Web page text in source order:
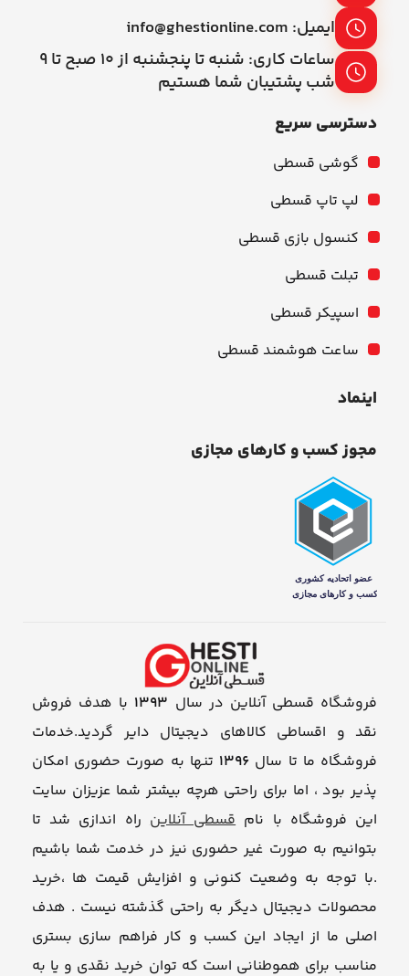
ایمیل: info@ghestionline.com
ساعات کاری: شنبه تا پنجشنبه از ۱۰ صبح تا ۹
شب پشتیبان شما هستیم
دسترسی سریع
گوشی قسطی
لپ تاپ قسطی
کنسول بازی قسطی
تبلت قسطی
اسپیکر قسطی
ساعت هوشمند قسطی
اینماد
مجوز کسب و کارهای مجازی
فروشگاه قسطی آنلاین در سال 1393 با هدف فروش
نقد و اقساطی کالاهای دیجیتال دایر گردید.خدمات
فروشگاه ما تا سال 1396 تنها به صورت حضوری امکان
پذیر بود ، اما برای راحتی هرچه بیشتر شما عزیزان سایت
این فروشگاه با نامقسطی آنلاین راه اندازی شد تا
بتوانیم به صورت غیر حضوری نیز در خدمت شما باشیم
.با توجه به وضعیت کنونی و افزایش قیمت ها ،خرید
محصولات دیجیتال دیگر به راحتی گذشته نیست . هدف
اصلی ما از ایجاد این کسب و کار فراهم سازی بستری
مناسب برای هموطنانی است که توان خرید نقدی و یا به